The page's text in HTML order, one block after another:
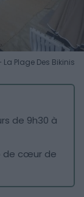
Plage Des Bikinis
de 9h30 à
de cœur de